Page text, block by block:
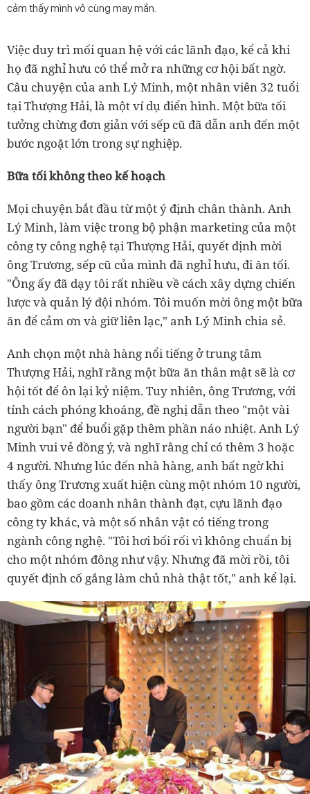
cảm thấy mình vô cùng may mắn.
Việc duy trì mối quan hệ với các lãnh đạo, kể cả khi
họ đã nghỉ hưu có thể mở ra những cơ hội bất ngờ.
Câu chuyện của anh Lý Minh, một nhân viên 32 tuổi
tại Thượng Hải, là một ví dụ điển hình. Một bữa tối
tưởng chừng đơn giản với sếp cũ đã dẫn anh đến một
bước ngoặt lớn trong sự nghiệp.
Bữa tối không theo kế hoạch
Mọi chuyện bắt đầu từ một ý định chân thành. Anh
Lý Minh, làm việc trong bộ phận marketing của một
công ty công nghệ tại Thượng Hải, quyết định mời
ông Trương, sếp cũ của mình đã nghỉ hưu, đi ăn tối.
"Ông ấy đã dạy tôi rất nhiều về cách xây dựng chiến
lược và quản lý đội nhóm. Tôi muốn mời ông một bữa
ăn để cảm ơn và giữ liên lạc," anh Lý Minh chia sẻ.
Anh chọn một nhà hàng nổi tiếng ở trung tâm
Thượng Hải, nghĩ rằng một bữa ăn thân mật sẽ là cơ
hội tốt để ôn lại kỷ niệm. Tuy nhiên, ông Trương, với
tính cách phóng khoáng, đề nghị dẫn theo "một vài
người bạn" để buổi gặp thêm phần náo nhiệt. Anh Lý
Minh vui vẻ đồng ý, và nghĩ rằng chỉ có thêm 3 hoặc
4 người. Nhưng lúc đến nhà hàng, anh bất ngờ khi
thấy ông Trương xuất hiện cùng một nhóm 10 người,
bao gồm các doanh nhân thành đạt, cựu lãnh đạo
công ty khác, và một số nhân vật có tiếng trong
ngành công nghệ. "Tôi hơi bối rối vì không chuẩn bị
cho một nhóm đông như vậy. Nhưng đã mời rồi, tôi
quyết định cố gắng làm chủ nhà thật tốt," anh kể lại.